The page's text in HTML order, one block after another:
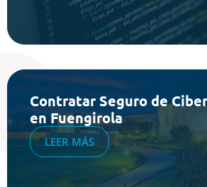
Contratar Seguro de
en Fuengirola
LEER MÁS